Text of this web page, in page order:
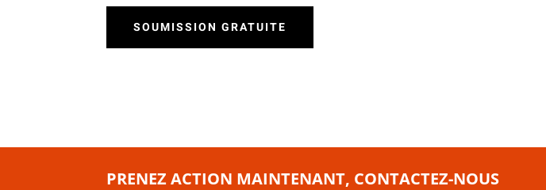
SOUMISSION GRATUITE
PRENEZ ACTION MAINTENANT, CONTACTEZ-NOUS